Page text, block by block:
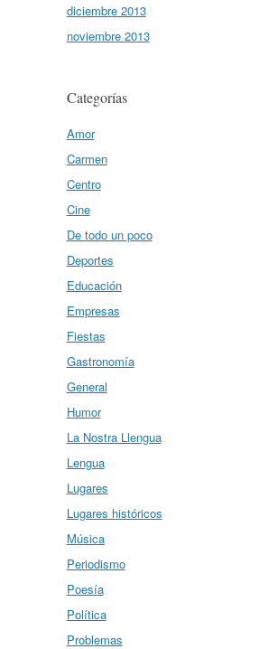
diciembre 2013
noviembre 2013
Categorías
Amor
Carmen
Centro
Cine
De todo un poco
Deportes
Educación
Empresas
Fiestas
Gastronomía
General
Humor
La Nostra Llengua
Lengua
Lugares
Lugares históricos
Música
Periodismo
Poesía
Política
Problemas